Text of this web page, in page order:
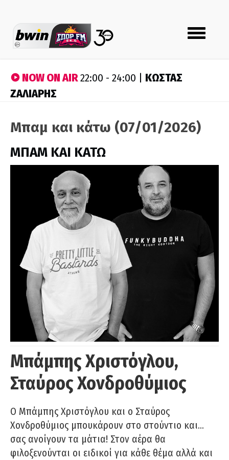
Toggle
navigation
NOW ON AIR22:00 - 24:00 | ΚΩΣΤΑΣ
ΖΑΛΙΑΡΗΣ
Μπαμ και κάτω (07/01/2026)
ΜΠΑΜ ΚΑΙ ΚΑΤΩ
Μπάμπης Χριστόγλου,
Σταύρος Χονδροθύμιος
O Μπάμπης Χριστόγλου και ο Σταύρος
Χονδροθύμιος μπουκάρουν στο στούντιο και…
σας ανοίγουν τα μάτια! Στον αέρα θα
φιλοξενούνται οι ειδικοί για κάθε θέμα αλλά και